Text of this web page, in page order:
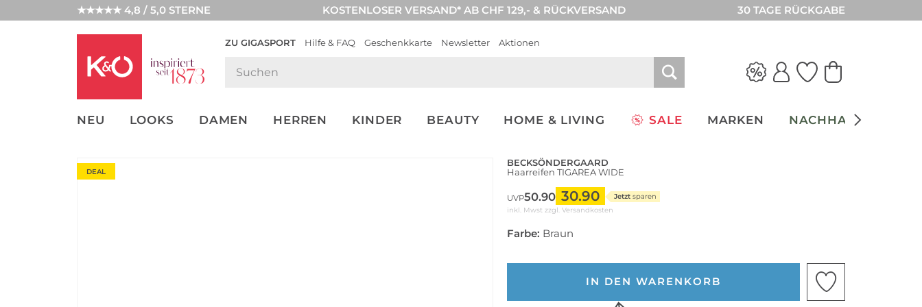
★★★★★ 4,8 / 5,0 STERNE KOSTENLOSER VERSAND* AB CHF 129,- & RÜCKVERSAND 30 TAGE RÜCKGABE
ZU GIGASPORT Hilfe & FAQ Geschenkkarte Newsletter Aktionen
NEU LOOKS DAMEN HERREN KINDER BEAUTY HOME & LIVING SALE MARKEN NACHHALTIGKEIT
NEW IN
WEDDING
DEAL
BECKSÖNDERGAARD
Haarreifen TIGAREA WIDE
UVP50.90 30.90 Jetzt sparen
inkl. Mwst zzgl. Versandkosten
Farbe: Braun
IN DEN WARENKORB